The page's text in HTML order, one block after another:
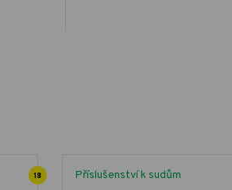
18 Příslušenství k sudům